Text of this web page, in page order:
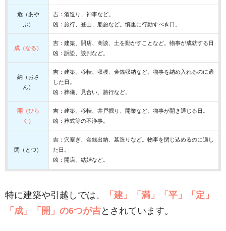
危（あや
ぶ）
吉：酒造り、神事など。
凶：旅行、登山、船旅など。慎重に行動すべき日。
成（なる）
吉：建築、開店、商談、土を動かすことなど。物事が成就する日
凶：訴訟、談判など。
納（おさ
ん）
吉：建築、移転、収穫、金銭収納など。物事を納め入れるのに適
した日。
凶：葬儀、見合い、旅行など。
開（ひら
く）
吉：建築、移転、井戸掘り、開業など。物事が開き通じる日。
凶：葬式等の不浄事。
閉（とづ）
吉：穴塞ぎ、金銭出納、墓造りなど。物事を閉じ込めるのに適し
た日。
凶：開店、結婚など。
特に建築や引越しでは、
「建」「満」「平」「定」
「成」「開」の6つが吉とされています。